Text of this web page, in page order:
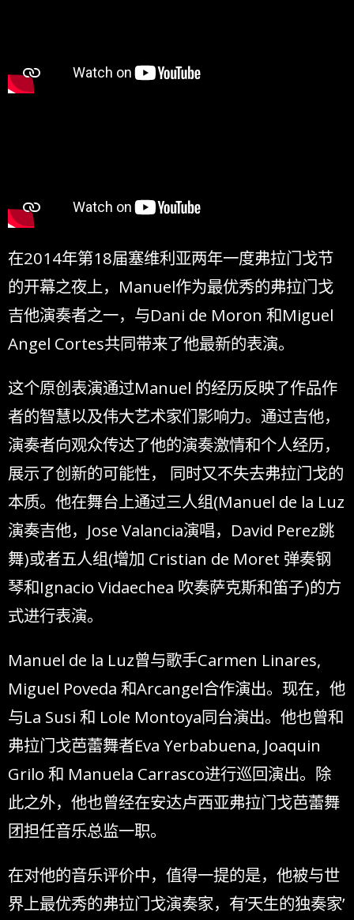
在2014年第18届塞维利亚两年一度弗拉门戈节
的开幕之夜上，Manuel作为最优秀的弗拉门戈
吉他演奏者之一，与Dani de Moron 和Miguel
Angel Cortes共同带来了他最新的表演。
这个原创表演通过Manuel 的经历反映了作品作
者的智慧以及伟大艺术家们影响力。通过吉他，
演奏者向观众传达了他的演奏激情和个人经历，
展示了创新的可能性， 同时又不失去弗拉门戈的
本质。他在舞台上通过三人组(Manuel de la Luz
演奏吉他，Jose Valancia演唱，David Perez跳
舞)或者五人组(增加 Cristian de Moret 弹奏钢
琴和Ignacio Vidaechea 吹奏萨克斯和笛子)的方
式进行表演。
Manuel de la Luz曾与歌手Carmen Linares,
Miguel Poveda 和Arcangel合作演出。现在，他
与La Susi 和 Lole Montoya同台演出。他也曾和
弗拉门戈芭蕾舞者Eva Yerbabuena, Joaquin
Grilo 和 Manuela Carrasco进行巡回演出。除
此之外，他也曾经在安达卢西亚弗拉门戈芭蕾舞
团担任音乐总监一职。
在对他的音乐评价中，值得一提的是，他被与世
界上最优秀的弗拉门戈演奏家，有’天生的独奏家’